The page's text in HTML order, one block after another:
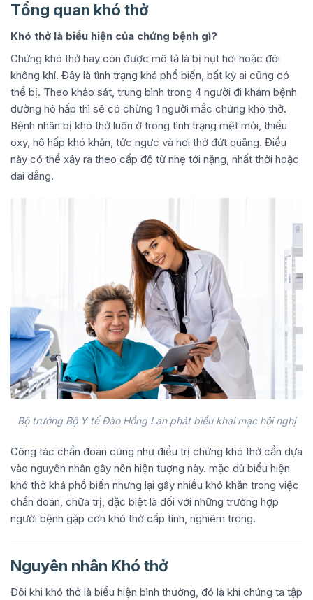
Tổng quan khó thở
Khó thở là biểu hiện của chứng bệnh gì?
Chứng khó thở hay còn được mô tả là bị hụt hơi hoặc đói
không khí. Đây là tình trạng khá phổ biến, bất kỳ ai cũng có
thể bị. Theo khảo sát, trung bình trong 4 người đi khám bệnh
đường hô hấp thì sẽ có chừng 1 người mắc chứng khó thở.
Bệnh nhân bị khó thở luôn ở trong tình trạng mệt mỏi, thiếu
oxy, hô hấp khó khăn, tức ngực và hơi thở đứt quãng. Điều
này có thể xảy ra theo cấp độ từ nhẹ tới nặng, nhất thời hoặc
dai dẳng.
Bộ trưởng Bộ Y tế Đào Hồng Lan phát biểu khai mạc hội nghị
Công tác chẩn đoán cũng như điều trị chứng khó thở cần dựa
vào nguyên nhân gây nên hiện tượng này. mặc dù biểu hiện
khó thở khá phổ biến nhưng lại gây nhiều khó khăn trong việc
chẩn đoán, chữa trị, đặc biệt là đối với những trường hợp
người bệnh gặp cơn khó thở cấp tính, nghiêm trọng.
Nguyên nhân Khó thở
Đôi khi khó thở là biểu hiện bình thường, đó là khi chúng ta tập